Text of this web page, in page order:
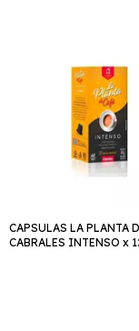
CAPSULAS LA PLANTA
CABRALES INTENSO x